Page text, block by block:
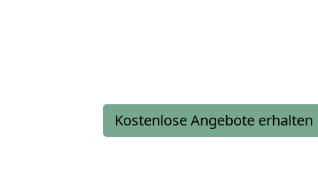
Kostenlose Angebote erhalten